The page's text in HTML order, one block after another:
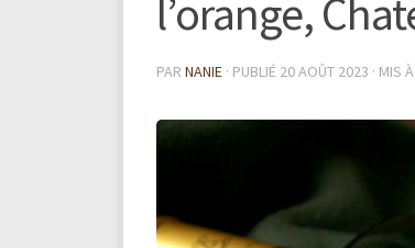
l’orange,
PAR NANIE · PUBLIÉ 20 AOÛT 2023 · MIS